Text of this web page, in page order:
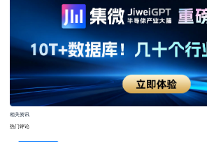
相关资讯
热门评论